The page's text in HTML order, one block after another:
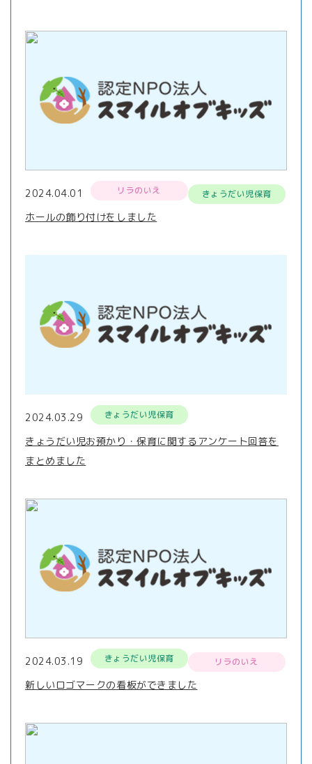
2024.04.01 リラのいえ きょうだい児保育
ホールの飾り付けをしました
2024.03.29 きょうだい児保育
きょうだい児お預かり・保育に関するアンケート回答を
まとめました
2024.03.19 きょうだい児保育 リラのいえ
新しいロゴマークの看板ができました